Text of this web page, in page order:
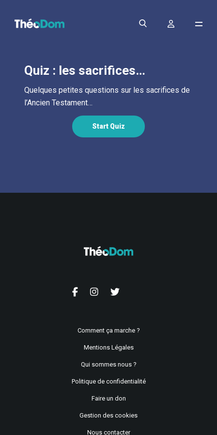
Quiz : les sacrifices…
Quelques petites questions sur les sacrifices de
l’Ancien Testament…
Comment ça marche ?
Mentions Légales
Qui sommes nous ?
Politique de confidentialité
Faire un don
Gestion des cookies
Nous contacter